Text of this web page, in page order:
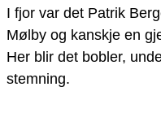
I fjor var det Patrik
Mølby og kanskje en
Her blir det bobler,
stemning.